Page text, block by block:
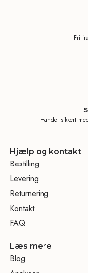
Fri
Handel sikkert
Hjælp og kontakt
Bestilling
Levering
Returnering
Kontakt
FAQ
Læs mere
Blog